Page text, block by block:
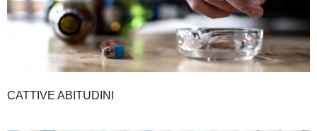
CATTIVE ABITUDINI